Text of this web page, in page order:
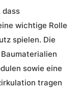
dass
wichtige Rolle
spielen. Die
sowie eine
tragen